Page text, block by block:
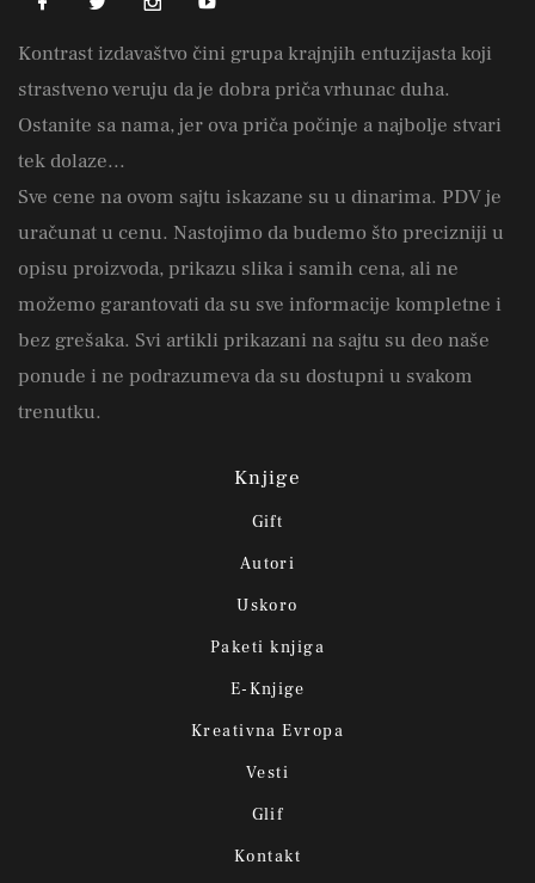
Kontrast izdavaštvo čini grupa krajnjih entuzijasta koji
strastveno veruju da je dobra priča vrhunac duha.
Ostanite sa nama, jer ova priča počinje a najbolje stvari
tek dolaze...
Sve cene na ovom sajtu iskazane su u dinarima. PDV je
uračunat u cenu. Nastojimo da budemo što precizniji u
opisu proizvoda, prikazu slika i samih cena, ali ne
možemo garantovati da su sve informacije kompletne i
bez grešaka. Svi artikli prikazani na sajtu su deo naše
ponude i ne podrazumeva da su dostupni u svakom
trenutku.
Knjige
Gift
Autori
Uskoro
Paketi knjiga
E-Knjige
Kreativna Evropa
Vesti
Glif
Kontakt